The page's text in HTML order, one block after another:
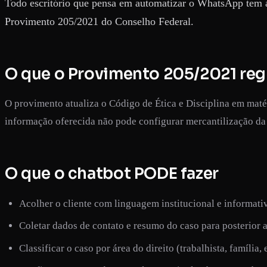
Todo escritório que pensa em automatizar o WhatsApp
Provimento 205/2021 do Conselho Federal.
O que o Provimento 205/2021
O provimento atualiza o Código de Ética e Disciplina em
informação oferecida não pode configurar mercantilização
O que o chatbot PODE fazer
Acolher o cliente com linguagem institucional e
Coletar dados de contato e resumo do caso para
Classificar o caso por área do direito (trabalhista, família,